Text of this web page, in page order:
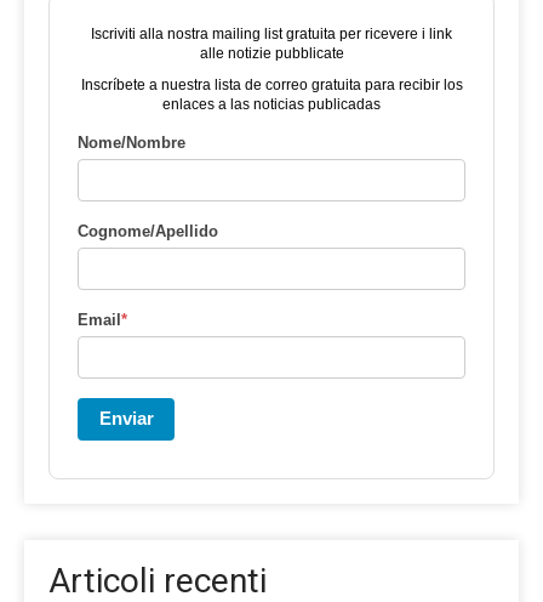
Iscriviti alla nostra mailing list gratuita per ricevere i link
alle notizie pubblicate
Inscríbete a nuestra lista de correo gratuita para recibir los
enlaces a las noticias publicadas
Nome/Nombre
Cognome/Apellido
Email*
Enviar
Articoli recenti